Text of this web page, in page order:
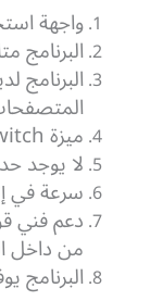
واجهة
البرنامج
البرنامج
ميزة Kill Switch لحجب الاتصال بالإنترنت.
لا يوجد
سرعة في
من داخل
البرنامج